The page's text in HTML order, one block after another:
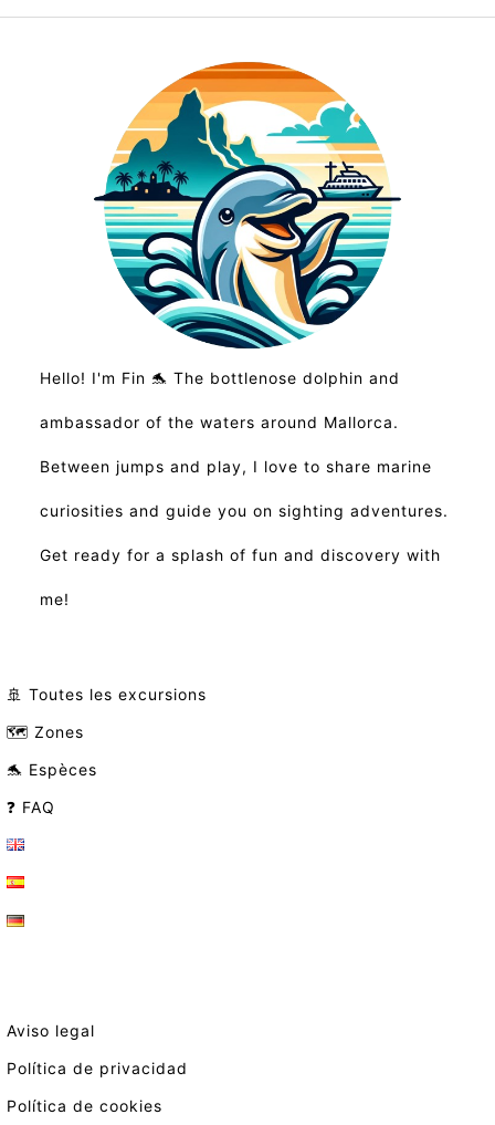
Hello! I'm Fin 🐬 The bottlenose dolphin and
ambassador of the waters around Mallorca.
Between jumps and play, I love to share marine
curiosities and guide you on sighting adventures.
Get ready for a splash of fun and discovery with
me!
🚢 Toutes les excursions
🗺️ Zones
🐬 Espèces
❓ FAQ
Aviso legal
Política de privacidad
Política de cookies